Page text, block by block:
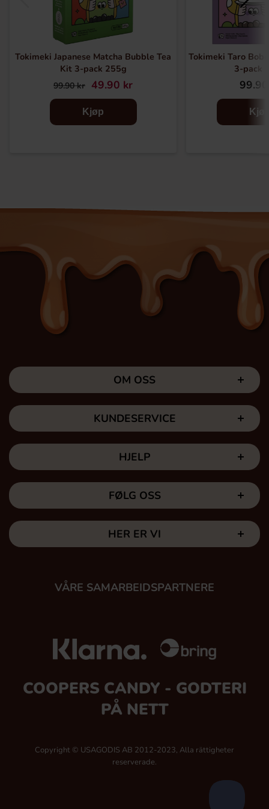
Tokimeki Japanese Matcha Bubble Tea
Kit 3-pack 255g
99.90 kr 49.90 kr
Kjøp
Tokimeki Taro
3-pack
OM OSS
KUNDESERVICE
HJELP
FØLG OSS
HER ER VI
VÅRE SAMARBEIDSPARTNERE
COOPERS CANDY - GODTERI
PÅ NETT
Copyright © USAGODIS AB 2012-2023, Alla rättigheter
reserverade.